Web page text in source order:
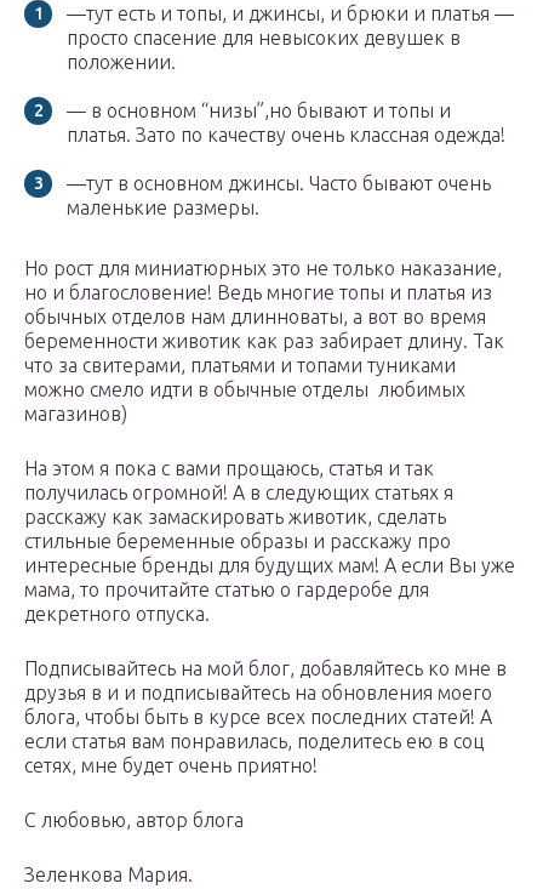
—тут есть и топы, и джинсы, и брюки и платья —
просто спасение для невысоких девушек в
положении.
— в основном “низы”,но бывают и топы и
платья. Зато по качеству очень классная одежда!
—тут в основном джинсы. Часто бывают очень
маленькие размеры.
Но рост для миниатюрных это не только наказание,
но и благословение! Ведь многие топы и платья из
обычных отделов нам длинноваты, а вот во время
беременности животик как раз забирает длину. Так
что за свитерами, платьями и топами туниками
можно смело идти в обычные отделы любимых
магазинов)
На этом я пока с вами прощаюсь, статья и так
получилась огромной! А в следующих статьях я
расскажу как замаскировать животик, сделать
стильные беременные образы и расскажу про
интересные бренды для будущих мам! А если Вы уже
мама, то прочитайте статью о гардеробе для
декретного отпуска.
Подписывайтесь на мой блог, добавляйтесь ко мне в
друзья в и и подписывайтесь на обновления моего
блога, чтобы быть в курсе всех последних статей! А
если статья вам понравилась, поделитесь ею в соц
сетях, мне будет очень приятно!
С любовью, автор блога
Зеленкова Мария.